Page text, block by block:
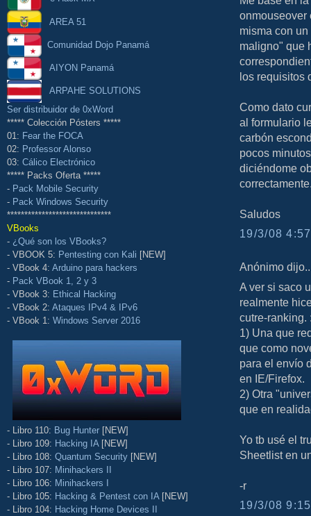
AREA 51
Comunidad Dojo Panamá
AIYON Panamá
ARPAHE SOLUTIONS
Ser distribuidor de 0xWord
***** Colección Pósters *****
01: Fear the FOCA
02: Professor Alonso
03: Cálico Electrónico
***** Packs Oferta *****
- Pack Mobile Security
- Pack Windows Security
******************************
VBooks
- ¿Qué son los VBooks?
- VBOOK 5: Pentesting con Kali [NEW]
- VBook 4: Arduino para hackers
- Pack VBook 1, 2 y 3
- VBook 3: Ethical Hacking
- VBook 2: Ataques IPv4 & IPv6
- VBook 1: Windows Server 2016
- Libro 110: Bug Hunter [NEW]
- Libro 109: Hacking IA [NEW]
- Libro 108: Quantum Security [NEW]
- Libro 107: Minihackers II
- Libro 106: Minihackers I
- Libro 105: Hacking & Pentest con IA [NEW]
- Libro 104: Hacking Home Devices II
onmouseover
misma con
maligno" que
los requisitos
Como dato
al formulario
carbón
pocos
diciéndome
Saludos
19/3/08
Anónimo
A ver si saco
realmente
cutre-ranking.
1) Una que
que como
para el envío
en IE/Firefox.
2) Otra
que en
Yo tb usé el
Sheetlist en
-r
19/3/08